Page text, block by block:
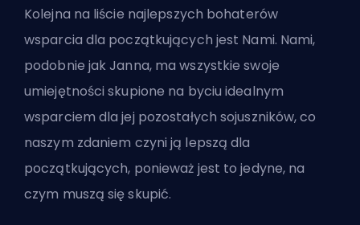
Kolejna na liście najlepszych bohaterów
wsparcia dla początkujących jest Nami. Nami,
podobnie jak Janna, ma wszystkie swoje
umiejętności skupione na byciu idealnym
wsparciem dla jej pozostałych sojuszników, co
naszym zdaniem czyni ją lepszą dla
początkujących, ponieważ jest to jedyne, na
czym muszą się skupić.